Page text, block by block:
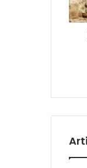
O
r
i
c